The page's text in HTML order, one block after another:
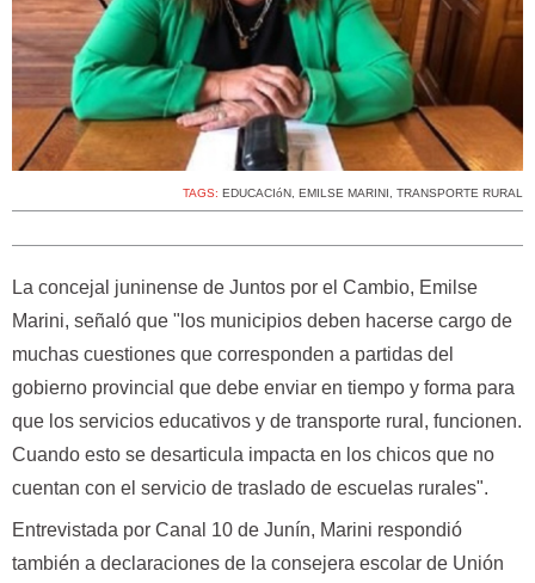
TAGS: EDUCACIóN, EMILSE MARINI , TRANSPORTE RURAL
La concejal juninense de Juntos por el Cambio, Emilse
Marini, señaló que "los municipios deben hacerse cargo de
muchas cuestiones que corresponden a partidas del
gobierno provincial que debe enviar en tiempo y forma para
que los servicios educativos y de transporte rural, funcionen.
Cuando esto se desarticula impacta en los chicos que no
cuentan con el servicio de traslado de escuelas rurales".
Entrevistada por Canal 10 de Junín, Marini respondió
también a declaraciones de la consejera escolar de Unión